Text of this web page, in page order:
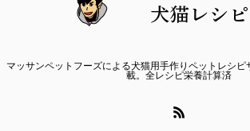
マッサンペットフーズによる犬猫用手作りペットレシ
載。全レシピ栄養計算済